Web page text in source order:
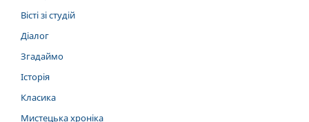
Вісті зі студій
Діалог
Згадаймо
Історія
Класика
Мистецька хроніка